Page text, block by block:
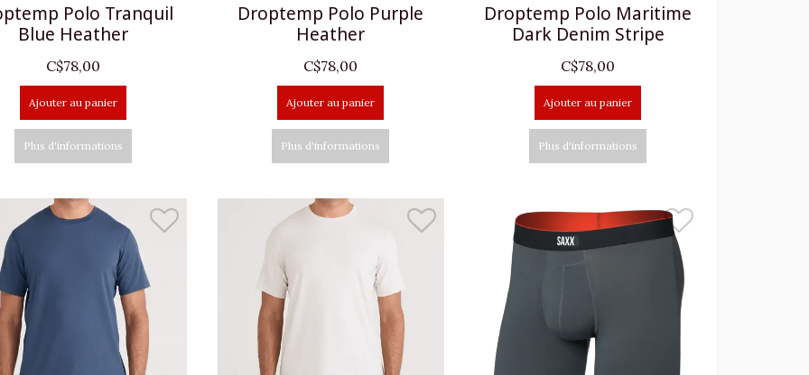
Polo Tranquil
Blue Heather
C$78,00
Ajouter au panier
Plus d'informations
Droptemp Polo Purple
Heather
C$78,00
Ajouter au panier
Plus d'informations
Droptemp Polo Maritime
Dark Denim Stripe
C$78,00
Ajouter au panier
Plus d'informations